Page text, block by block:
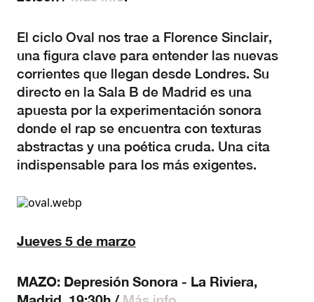
El ciclo Oval nos trae a Florence Sinclair,
una figura clave para entender las nuevas
corrientes que llegan desde Londres. Su
directo en la Sala B de Madrid es una
apuesta por la experimentación sonora
donde el rap se encuentra con texturas
abstractas y una poética cruda. Una cita
indispensable para los más exigentes.
Jueves 5 de marzo
MAZO: Depresión Sonora - La Riviera,